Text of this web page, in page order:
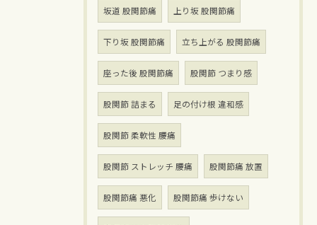
坂道 股関節痛 上り坂 股関節痛
下り坂 股関節痛 立ち上がる 股関節痛
座った後 股関節痛 股関節 つまり感
股関節 詰まる 足の付け根 違和感
股関節 柔軟性 腰痛
股関節 ストレッチ 腰痛 股関節痛 放置
股関節痛 悪化 股関節痛 歩けない